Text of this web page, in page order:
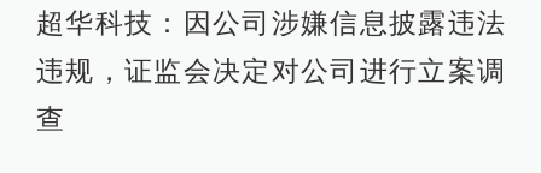
超华科技：因公司涉嫌信息披露违法
违规，证监会决定对公司进行立案调
查